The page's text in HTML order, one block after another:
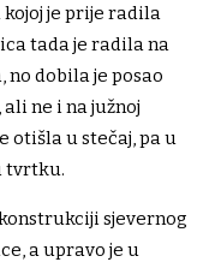
je prije radila
tada je radila na
dobila je posao
ne i na južnoj
otišla u stečaj, pa u
tvrtku.
sjevernog
a upravo je u